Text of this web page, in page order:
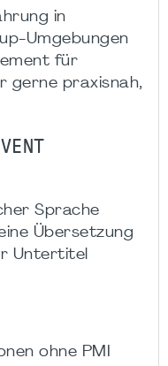
in
Umgebungen
für
gerne praxisnah,
Sprache
Übersetzung
Untertitel
ohne PMI